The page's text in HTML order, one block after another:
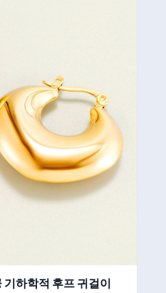
하학적 후프 귀걸이